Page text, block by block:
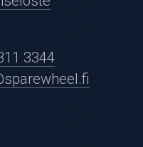
3344